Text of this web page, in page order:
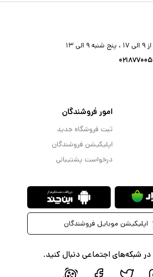
۱۳
امور فروشندگان
ثبت فروشگاه جدید
اپلیکیشن فروشندگان
درخواست پشتیبانی
اپلیکیشن موبایل فروشندگان
در شبکه‌های اجتماعی دنبال کنید.